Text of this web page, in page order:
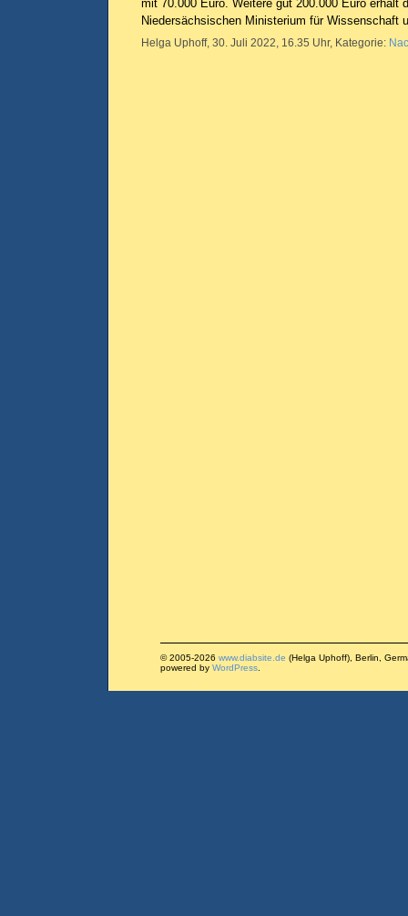
mit 70.000 Euro. Weitere gut 200.000 Euro erhält
Niedersächsischen Ministerium für Wissenschaft
Helga Uphoff, 30. Juli 2022, 16.35 Uhr, Kategorie:
© 2005-2026 www.diabsite.de (Helga Uphoff), Berlin,
powered by WordPress.